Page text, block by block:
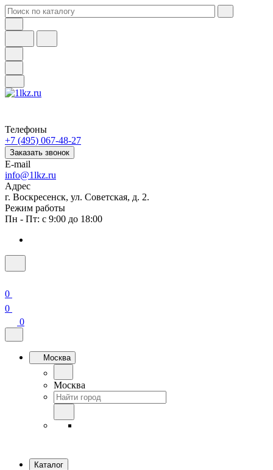
Телефоны
+7 (495) 067-48-27
Заказать звонок
E-mail
info@1lkz.ru
Адрес
г. Воскресенск, ул. Советская, д. 2.
Режим работы
Пн - Пт: с 9:00 до 18:00
0
0
0
Москва
Москва
Каталог